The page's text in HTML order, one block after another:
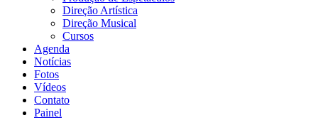
Direção Artística
Direção Musical
Cursos
Agenda
Notícias
Fotos
Vídeos
Contato
Painel